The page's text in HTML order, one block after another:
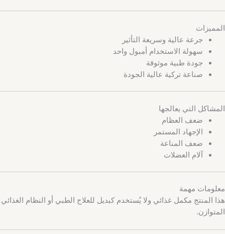
المميزات
جرعة عالية وسريعة التأثير
سهولة الاستخدام أمبول واحد
جودة طبية موثوقة
صناعة تركية عالية الجودة
المشاكل التي يعالجها
ضعف العظام
الإجهاد المستمر
ضعف المناعة
آلام العضلات
معلومات مهمة
هذا المنتج مكمل غذائي ولا يُستخدم كبديل للعلاج الطبي أو النظام الغذائي
المتوازن.